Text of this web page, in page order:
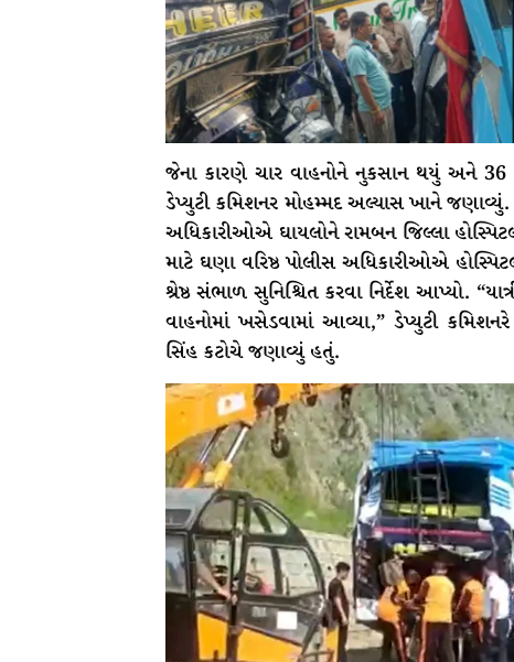
જેના કારણે ચાર વાહનોને નુકસાન થયું અને 36
ડેપ્યુટી કમિશનર મોહમ્મદ અલ્યાસ ખાને
અધિકારીઓએ ઘાયલોને રામબન જિલ્લા
માટે ઘણા વરિષ્ઠ પોલીસ અધિકારીઓએ
શ્રેષ્ઠ સંભાળ સુનિશ્ચિત કરવા નિર્દેશ આપ્યો.
વાહનોમાં ખસેડવામાં આવ્યા,” ડેપ્યુટી
સિંહ કટોચે જણાવ્યું હતું.